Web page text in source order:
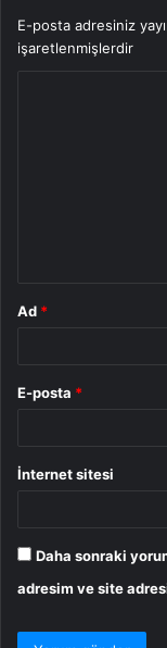
E-posta adresiniz
işaretlenmişlerdir
Ad *
E-posta *
İnternet sitesi
Daha sonraki
adresim ve site